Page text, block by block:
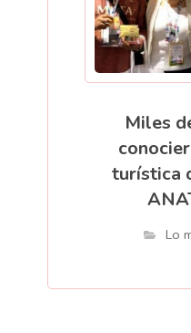
Miles
turística
Lo